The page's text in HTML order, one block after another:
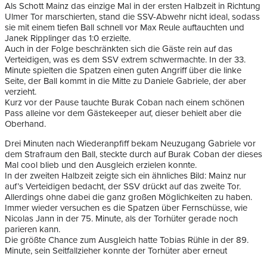
Als Schott Mainz das einzige Mal in der ersten Halbzeit in Richtung
Ulmer Tor marschierten, stand die SSV-Abwehr nicht ideal, sodass
sie mit einem tiefen Ball schnell vor Max Reule auftauchten und
Janek Ripplinger das 1:0 erzielte.
Auch in der Folge beschränkten sich die Gäste rein auf das
Verteidigen, was es dem SSV extrem schwermachte. In der 33.
Minute spielten die Spatzen einen guten Angriff über die linke
Seite, der Ball kommt in die Mitte zu Daniele Gabriele, der aber
verzieht.
Kurz vor der Pause tauchte Burak Coban nach einem schönen
Pass alleine vor dem Gästekeeper auf, dieser behielt aber die
Oberhand.
Drei Minuten nach Wiederanpfiff bekam Neuzugang Gabriele vor
dem Strafraum den Ball, steckte durch auf Burak Coban der dieses
Mal cool blieb und den Ausgleich erzielen konnte.
In der zweiten Halbzeit zeigte sich ein ähnliches Bild: Mainz nur
auf’s Verteidigen bedacht, der SSV drückt auf das zweite Tor.
Allerdings ohne dabei die ganz großen Möglichkeiten zu haben.
Immer wieder versuchen es die Spatzen über Fernschüsse, wie
Nicolas Jann in der 75. Minute, als der Torhüter gerade noch
parieren kann.
Die größte Chance zum Ausgleich hatte Tobias Rühle in der 89.
Minute, sein Seitfallzieher konnte der Torhüter aber erneut